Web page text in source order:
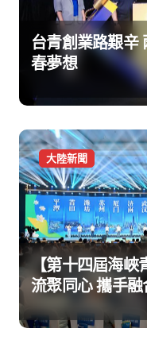
台青創業路艱辛
春夢想
大陸新聞
【第十四屆海
流聚同心 攜手